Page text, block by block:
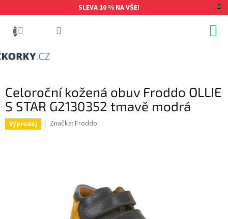
na
SLEVA 10 % NA VŠE!
Celoroční kožená obuv Froddo OLLIE
S STAR G2130352 tmavě modrá
Výprodej Značka: Froddo